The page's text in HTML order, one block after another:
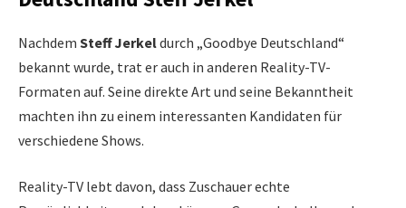
Nachdem Steff Jerkeldurch „Goodbye Deutschland“
bekannt wurde, trat er auch in anderen Reality-TV-
Formaten auf. Seine direkte Art und seine Bekanntheit
machten ihn zu einem interessanten Kandidaten für
verschiedene Shows.
Reality-TV lebt davon, dass Zuschauer echte